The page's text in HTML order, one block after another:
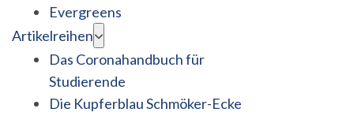
Evergreens
Artikelreihen
Das Coronahandbuch für
Studierende
Die Kupferblau Schmöker-Ecke